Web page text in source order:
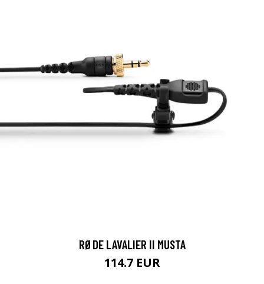
RØDE LAVALIER II MUSTA
114.7 EUR